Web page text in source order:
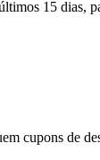
15 dias,
cupons de